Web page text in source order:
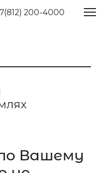
200-4000
Вашему